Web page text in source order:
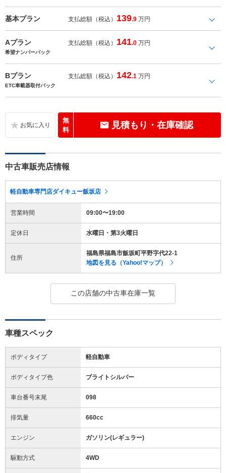
基本プラン 支払総額（税込） 139.9 万円
Aプラン 支払総額（税込） 141.0 万円
希望ナンバーパック
Bプラン 支払総額（税込） 142.1 万円
ETC車載器取付パック
無
料
見積もり・在庫確認
中古車販売店情報
軽自動車専門店ダイキュー飯坂店
営業時間 09:00〜19:00
定休日 水曜日・第3火曜日
住所
福島県福島市飯坂町平野字代22-1
地図を見る（Yahoo!マップ）
この店舗の中古車在庫一覧
車種スペック
ボディタイプ 軽自動車
ボディタイプ色 ブライトシルバー
車台番号末尾 098
排気量 660cc
エンジン ガソリン(レギュラー)
駆動方式 4WD